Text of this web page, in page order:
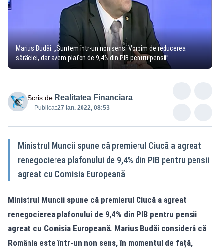
Marius Budăi: „Suntem într-un non sens. Vorbim de reducerea
sărăciei, dar avem plafon de 9,4% din PIB pentru pensii”
Scris de Realitatea Financiara
Publicat:27 ian. 2022, 08:53
Ministrul Muncii spune că premierul Ciucă a agreat
renegocierea plafonului de 9,4% din PIB pentru pensii
agreat cu Comisia Europeană
Ministrul Muncii spune că premierul Ciucă a agreat
renegocierea plafonului de 9,4% din PIB pentru pensii
agreat cu Comisia Europeană. Marius Budăi consideră că
România este într-un non sens, în momentul de față,